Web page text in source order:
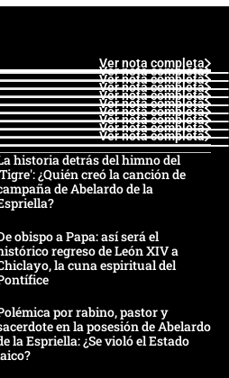
Ver nota completa
Ver nota completa
Ver nota completa
Ver nota completa
Ver nota completa
Ver nota completa
Ver nota completa
Ver nota completa
Ver nota completa
Ver nota completa
historia detrás del himno del
¿Quién creó la canción de
de Abelardo de la
obispo a Papa: así será el
regreso de León XIV a
la cuna espiritual del
por rabino, pastor y
en la posesión de Abelardo
la Espriella: ¿Se violó el Estado